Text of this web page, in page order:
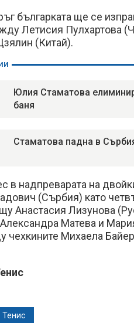
българката ще се
Летисия Пулхартова
(Китай).
Юлия Стаматова
баня
Стаматова падна в
в надпреварата на
(Сърбия) като
Анастасия Лизунова
Матева и
чехкините Михаела
Тенис